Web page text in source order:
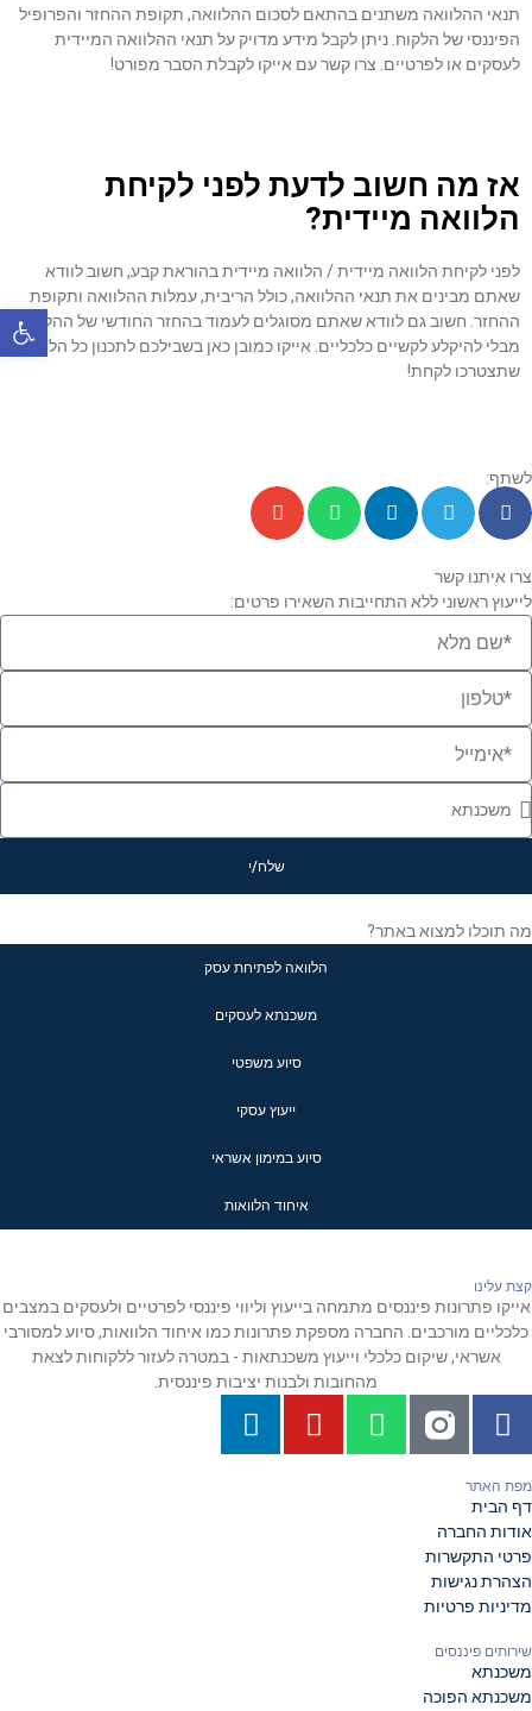
תנאי ההלוואה משתנים בהתאם לסכום ההלוואה, תקופת ההחזר והפרופיל
הפיננסי של הלקוח. ניתן לקבל מידע מדויק על תנאי ההלוואה המיידית
לעסקים או לפרטיים. צרו קשר עם אייקו לקבלת הסבר מפורט!
אז מה חשוב לדעת לפני לקיחת
הלוואה מיידית?
לפני לקיחת הלוואה מיידית / הלוואה מיידית בהוראת קבע, חשוב לוודא
שאתם מבינים את תנאי ההלוואה, כולל הריבית, עמלות ההלוואה ותקופת
ההחזר. חשוב גם לוודא שאתם מסוגלים לעמוד בהחזר החודשי של ההלוואה
מבלי להיקלע לקשיים כלכליים. אייקו כמובן כאן בשבילכם לתכנון כל הלוואה
שתצטרכו לקחת!
לשתף:
צרו איתנו קשר
לייעוץ ראשוני ללא התחייבות השאירו פרטים:
שלח/י
מה תוכלו למצוא באתר?
הלוואה לפתיחת עסק
משכנתא לעסקים
סיוע משפטי
ייעוץ עסקי
סיוע במימון אשראי
איחוד הלוואות
קצת עלינו
אייקו פתרונות פיננסים מתמחה בייעוץ וליווי פיננסי לפרטיים ולעסקים במצבים
כלכליים מורכבים. החברה מספקת פתרונות כמו איחוד הלוואות, סיוע למסורבי
אשראי, שיקום כלכלי וייעוץ משכנתאות - במטרה לעזור ללקוחות לצאת
מהחובות ולבנות יציבות פיננסית.
מפת האתר
דף הבית
אודות החברה
פרטי התקשרות
הצהרת נגישות
מדיניות פרטיות
שירותים פיננסים
משכנתא
משכנתא הפוכה
פתח